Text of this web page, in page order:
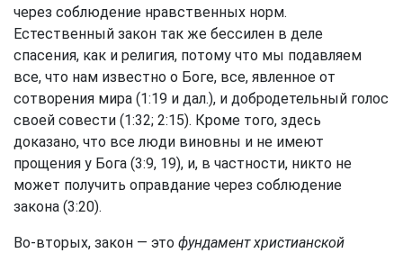
через соблюдение нравственных норм.
Естественный закон так же бессилен в деле
спасения, как и религия, потому что мы подавляем
все, что нам известно о Боге, все, явленное от
сотворения мира (1:19 и дал.), и добродетельный голос
своей совести (1:32; 2:15). Кроме того, здесь
доказано, что все люди виновны и не имеют
прощения у Бога (3:9, 19), и, в частности, никто не
может получить оправдание через соблюдение
закона (3:20).
Во-вторых, закон — это фундамент христианской